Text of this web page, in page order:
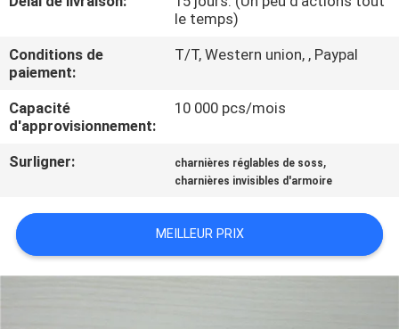
NOUS
NOUVELLES
PLAN
DU
le temps)
Conditions de
paiement:
T/T, Western union, , Paypal
Capacité
d'approvisionnement:
10 000 pcs/mois
Surligner: charnières réglables de soss,
charnières invisibles d'armoire
MEILLEUR PRIX